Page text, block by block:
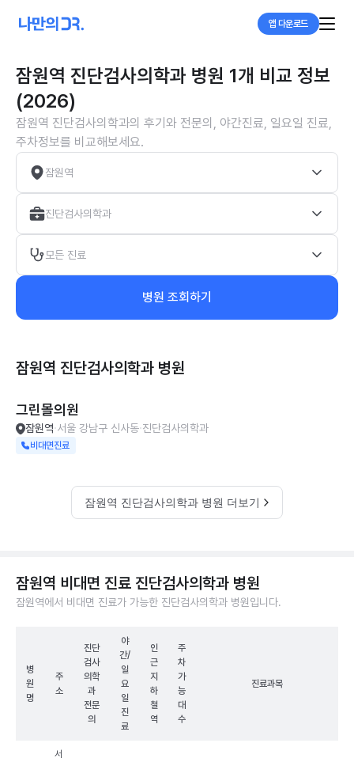
앱 다운로드
잠원역 진단검사의학과 병원 1개 비교 정보
(2026)
잠원역 진단검사의학과의 후기와 전문의, 야간진료, 일요일 진료,
주차정보를 비교해보세요.
잠원역
진단검사의학과
모든 진료
병원 조회하기
잠원역 진단검사의학과 병원
그린몰의원
잠원역 서울 강남구 신사동 진단검사의학과
비대면진료
잠원역 진단검사의학과 병원 더보기
잠원역 비대면 진료 진단검사의학과 병원
잠원역에서 비대면 진료가 가능한 진단검사의학과 병원입니다.
병
원
명
주
소
진단
검사
의학
과
전문
의
야
간/
일
요
일
진
료
인
근
지
하
철
역
주
차
가
능
대
수
진료과목
서